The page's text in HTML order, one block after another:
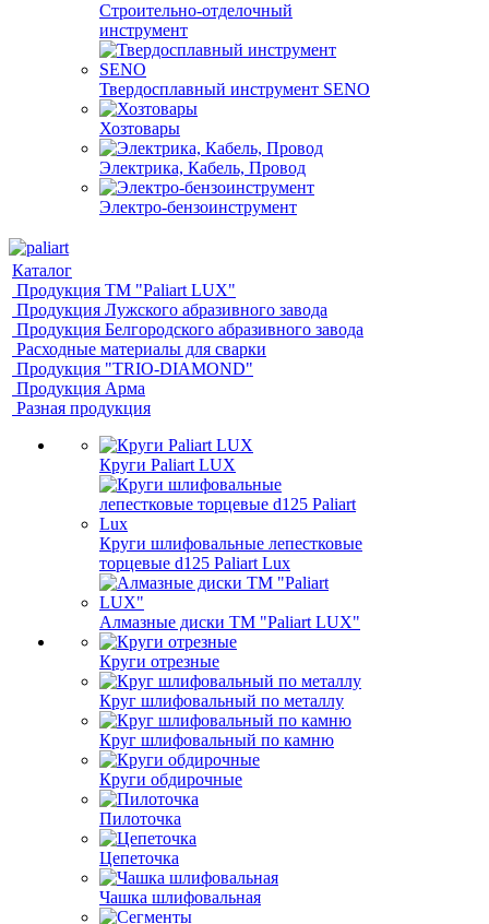
Строительно-отделочный
инструмент
Твердосплавный инструмент SENO
Хозтовары
Электрика, Кабель, Провод
Электро-бензоинструмент
Каталог
Продукция ТМ "Paliart LUX"
Продукция Лужского абразивного завода
Продукция Белгородского абразивного завода
Расходные материалы для сварки
Продукция "TRIO-DIAMOND"
Продукция Арма
Разная продукция
Круги Paliart LUX
Круги шлифовальные лепестковые
торцевые d125 Paliart Lux
Алмазные диски ТМ "Paliart LUX"
Круги отрезные
Круг шлифовальный по металлу
Круг шлифовальный по камню
Круги обдирочные
Пилоточка
Цепеточка
Чашка шлифовальная